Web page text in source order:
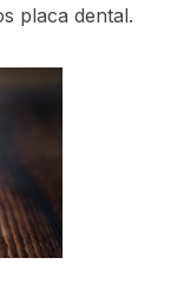
placa dental.